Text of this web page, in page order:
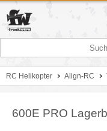
RC Helikopter Align-RC
600E PRO